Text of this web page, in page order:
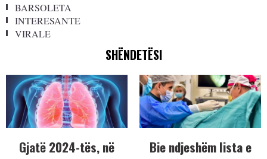
BARSOLETA
INTERESANTE
VIRALE
SHËNDETËSI
Gjatë 2024-tës, në
Bie ndjeshëm lista e